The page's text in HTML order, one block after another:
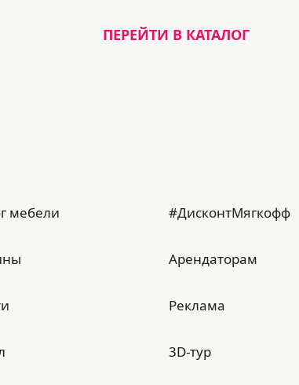
ПЕРЕЙТИ В КАТАЛОГ
мебели #ДисконтМягкофф
Арендаторам
Реклама
3D-тур